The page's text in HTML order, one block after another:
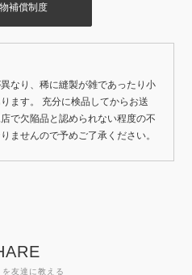
補償制度
なり、稀に縫製が雑であったり小
ます。 充分に検品してからお送
で欠陥品と認められない程度の不
ませんので予めご了承ください。
を友達に教える